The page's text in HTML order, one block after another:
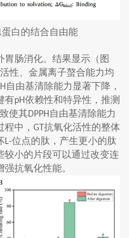
蛋白的结合自由能
胃肠消化。结果显示（图
性、金属离子螯合能力均
自由基清除能力显著下降，
有pH依赖性和特异性，推测
使其DPPH自由基清除能力
中， GT抗氧化活性的整体
L-位点的肽，产生更小的肽
较小的片段可以通过改变连
抗氧化性能。